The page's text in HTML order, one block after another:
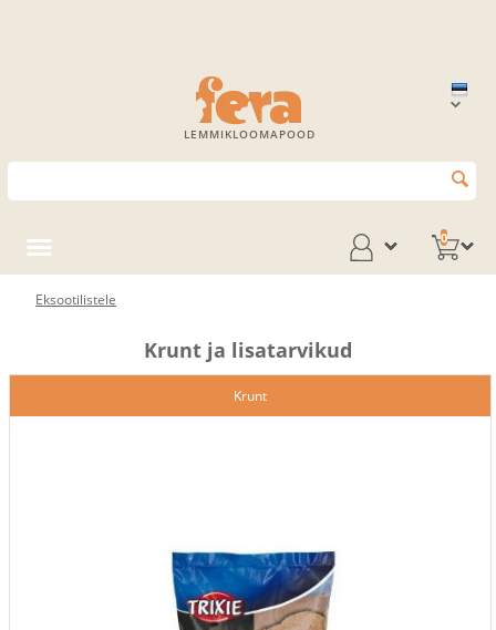
LEMMIKLOOMAPOOD
0
Eksootilistele
Krunt ja lisatarvikud
Krunt